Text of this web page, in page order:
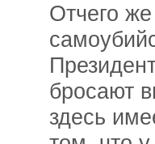
Отчего
бросают
здесь